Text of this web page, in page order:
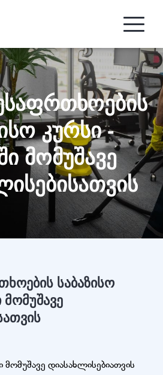
კურსი -
მომუშავე
საბაზისო
მომუშავე დიასახლისებიათვის